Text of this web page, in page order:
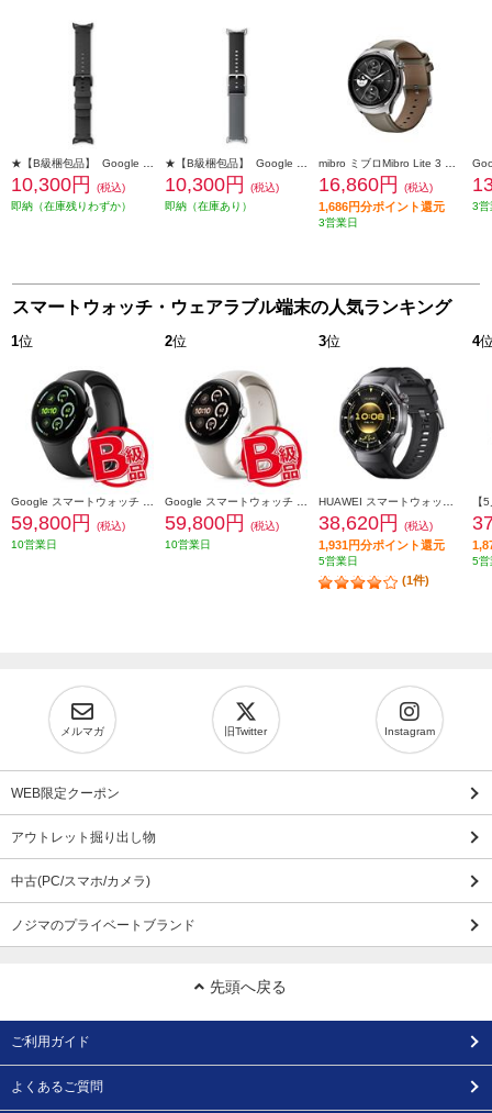
10,300円
(税込)
即納（在庫残りわずか）
10,300円
(税込)
即納（在庫あり）
16,860円 (税込)
1,686円分ポイント還元
3営業日
3営
スマートウォッチ・ウェアラブル端末の人気ランキング
1位
59,800円
(税込)
10営業日
2位
59,800円
(税込)
10営業日
3位
38,620円 (税込)
1,931円分ポイント還元
5営業日
(1件)
4
5営
メルマガ 旧Twitter Instagram
WEB限定クーポン
アウトレット掘り出し物
中古(PC/スマホ/カメラ)
ノジマのプライベートブランド
先頭へ戻る
ご利用ガイド
よくあるご質問